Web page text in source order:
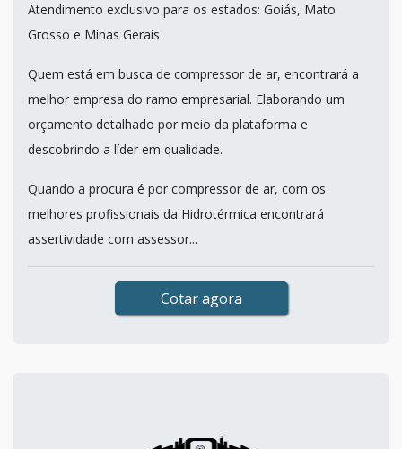
Atendimento exclusivo para os estados: Goiás, Mato
Grosso e Minas Gerais
Quem está em busca de compressor de ar, encontrará a
melhor empresa do ramo empresarial. Elaborando um
orçamento detalhado por meio da plataforma e
descobrindo a líder em qualidade.
Quando a procura é por compressor de ar, com os
melhores profissionais da Hidrotérmica encontrará
assertividade com assessor...
Cotar agora